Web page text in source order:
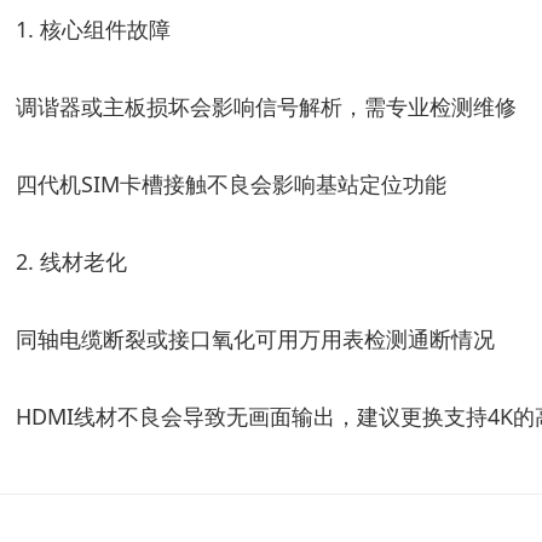
1. 核心组件故障
调谐器或主板损坏会影响信号解析，需专业检测维修
四代机SIM卡槽接触不良会影响基站定位功能
2. 线材老化
同轴电缆断裂或接口氧化可用万用表检测通断情况
HDMI线材不良会导致无画面输出，建议更换支持4K